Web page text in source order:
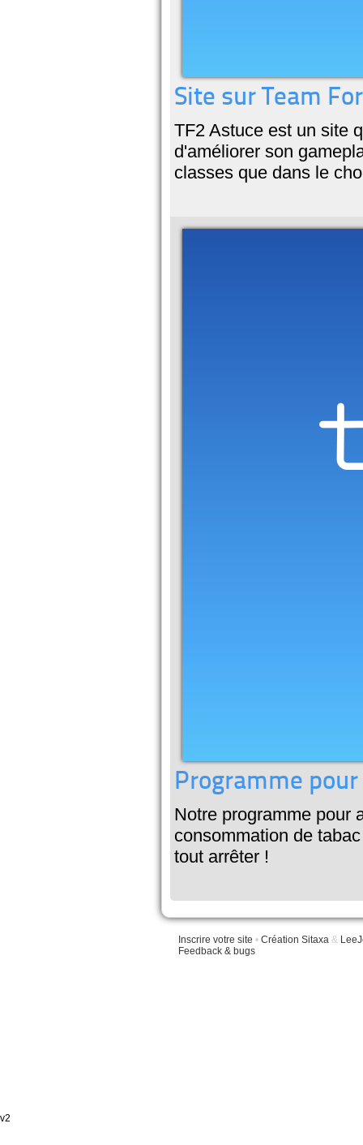
Site sur Team
TF2 Astuce est un site
d'améliorer son
classes que dans le
Programme
Notre programme pour
consommation de
tout arrêter !
Inscrire votre site • Création Sitaxa &
Feedback & bugs
v2